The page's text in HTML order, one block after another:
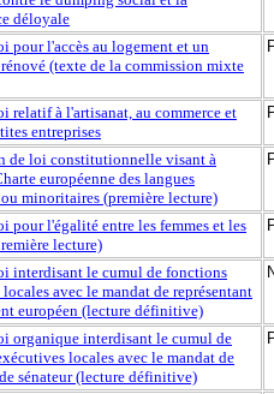
déloyale
pour l'accès au logement et un
(texte de la commission mixte
relatif à l'artisanat, au commerce et
entreprises
de loi constitutionnelle visant à
européenne des langues
minoritaires (première lecture)
pour l'égalité entre les femmes et les
lecture)
interdisant le cumul de fonctions
avec le mandat de représentant
européen (lecture définitive)
organique interdisant le cumul de
locales avec le mandat de
sénateur (lecture définitive)